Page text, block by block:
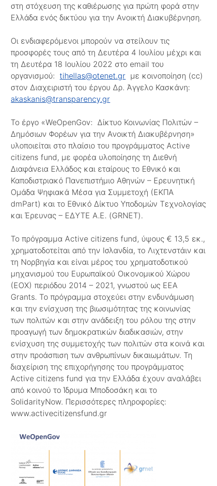
στη στόχευση της καθιέρωσης για πρώτη φορά στην
Ελλάδα ενός δικτύου για την Ανοικτή Διακυβέρνηση.
Οι ενδιαφερόμενοι μπορούν να στείλουν τις
προσφορές τους από τη Δευτέρα 4 Ιουλίου μέχρι και
τη Δευτέρα 18 Ιουλίου 2022 στο email του
οργανισμού:tihellas@otenet.gr με κοινοποίηση (cc)
στον Διαχειριστή του έργου Δρ. Άγγελο Κασκάνη:
akaskanis@transparency.gr
Το έργο «WeOpenGov: Δίκτυο Κοινωνίας Πολιτών –
Δημόσιων Φορέων για την Ανοικτή Διακυβέρνηση»
υλοποιείται στο πλαίσιο του προγράμματος Active
citizens fund, με φορέα υλοποίησης τη Διεθνή
Διαφάνεια Ελλάδος και εταίρους το Εθνικό και
Καποδιστριακό Πανεπιστήμιο Αθηνών – Ερευνητική
Ομάδα Ψηφιακά Μέσα για Συμμετοχή (ΕΚΠΑ
dmPart) και το Εθνικό Δίκτυο Υποδομών Τεχνολογίας
και Έρευνας – ΕΔΥΤΕ Α.Ε. (GRNET).
Το πρόγραμμα Active citizens fund, ύψους € 13,5 εκ.,
χρηματοδοτείται από την Ισλανδία, το Λιχτενστάιν και
τη Νορβηγία και είναι μέρος του χρηματοδοτικού
μηχανισμού του Ευρωπαϊκού Οικονομικού Χώρου
(ΕΟΧ) περιόδου 2014 – 2021, γνωστού ως EEA
Grants. Το πρόγραμμα στοχεύει στην ενδυνάμωση
και την ενίσχυση της βιωσιμότητας της κοινωνίας
των πολιτών και στην ανάδειξη του ρόλου της στην
προαγωγή των δημοκρατικών διαδικασιών, στην
ενίσχυση της συμμετοχής των πολιτών στα κοινά και
στην προάσπιση των ανθρωπίνων δικαιωμάτων. Τη
διαχείριση της επιχορήγησης του προγράμματος
Active citizens fund για την Ελλάδα έχουν αναλάβει
από κοινού το Ίδρυμα Μποδοσάκη και το
SolidarityNow. Περισσότερες πληροφορίες:
www.activecitizensfund.gr